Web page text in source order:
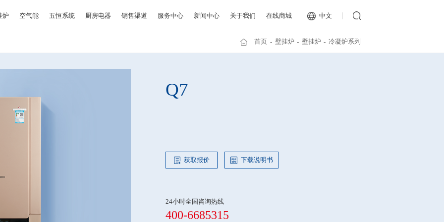
炉 空气能 五恒系统 厨房电器 销售渠道 服务中心 新闻中心 关于我们 在线商城 中文
首页 壁挂炉 壁挂炉 冷凝炉系列
Q7
获取报价 下载说明书
24小时全国咨询热线
400-6685315